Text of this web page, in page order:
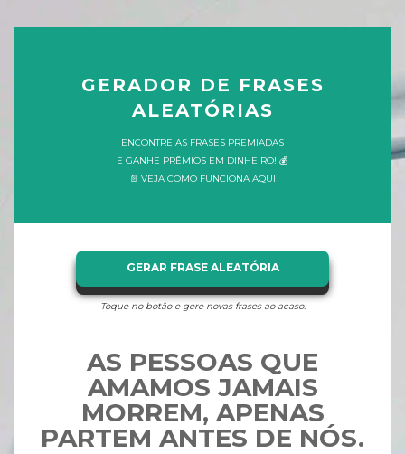
GERADOR DE FRASES
ALEATÓRIAS
ENCONTRE AS FRASES PREMIADAS
E GANHE PRÊMIOS EM DINHEIRO! 💰
📄 VEJA COMO FUNCIONA AQUI
GERAR FRASE ALEATÓRIA
Toque no botão e gere novas frases ao acaso.
AS PESSOAS QUE
AMAMOS JAMAIS
MORREM, APENAS
PARTEM ANTES DE NÓS.